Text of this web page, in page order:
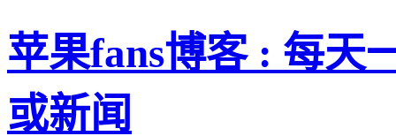
苹果fans博客 : 每天
或新闻